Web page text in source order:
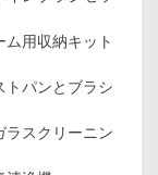
ム用収納キット
トパンとブラシ
ラスクリーニン